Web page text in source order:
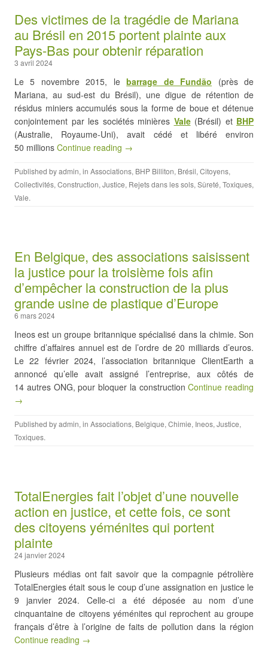
Des victimes de la tragédie de Mariana
au Brésil en 2015 portent plainte aux
Pays-Bas pour obtenir réparation
3 avril 2024
Le 5 novembre 2015, lebarrage de Fundão (près de
Mariana, au sud-est du Brésil), une digue de rétention de
résidus miniers accumulés sous la forme de boue et détenue
conjointement par les sociétés minières Vale(Brésil) et BHP
(Australie, Royaume-Uni), avait cédé et libéré environ
50 millions Continue reading →
Published byadmin, in Associations, BHP Billiton, Brésil, Citoyens,
Collectivités, Construction, Justice, Rejets dans les sols, Sûreté, Toxiques,
Vale.
En Belgique, des associations saisissent
la justice pour la troisième fois afin
d’empêcher la construction de la plus
grande usine de plastique d’Europe
6 mars 2024
Ineos est un groupe britannique spécialisé dans la chimie. Son
chiffre d’affaires annuel est de l’ordre de 20 milliards d’euros.
Le 22 février 2024, l’association britannique ClientEarth a
annoncé qu’elle avait assigné l’entreprise, aux côtés de
14 autres ONG, pour bloquer la constructionContinue reading
→
Published byadmin, in Associations, Belgique, Chimie, Ineos, Justice,
Toxiques.
TotalEnergies fait l’objet d’une nouvelle
action en justice, et cette fois, ce sont
des citoyens yéménites qui portent
plainte
24 janvier 2024
Plusieurs médias ont fait savoir que la compagnie pétrolière
TotalEnergies était sous le coup d’une assignation en justice le
9 janvier 2024. Celle-ci a été déposée au nom d’une
cinquantaine de citoyens yéménites qui reprochent au groupe
français d’être à l’origine de faits de pollution dans la région
Continue reading →